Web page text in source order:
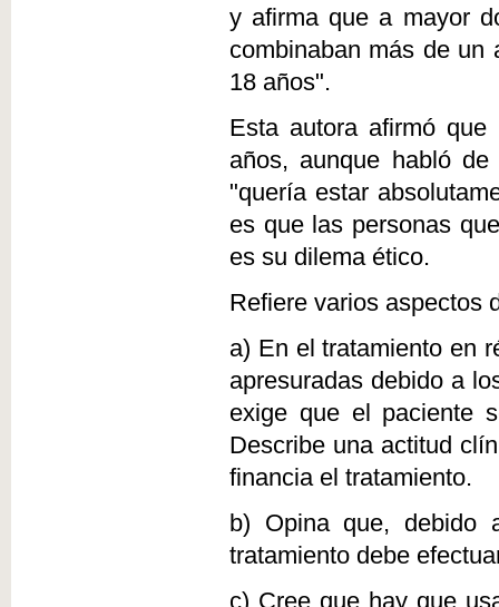
y afirma que a mayor
combinaban más de un
18 años".
Esta autora afirmó
años, aunque habló
"quería estar
es que las personas
es su dilema ético.
Refiere varios aspectos
a) En el tratamiento en
apresuradas debido a
exige que el paciente
Describe una actitud
financia el tratamiento.
b) Opina que, debido
tratamiento debe
c) Cree que hay que